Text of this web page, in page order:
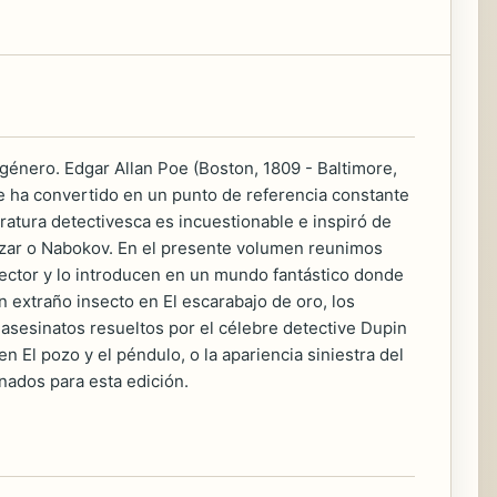
Edgar Allan Poe (Boston, 1809 - Baltimore,
convertido en un punto de referencia constante
detectivesca es incuestionable e inspiró de
o Nabokov. En el presente volumen reunimos
y lo introducen en un mundo fantástico donde
insecto en El escarabajo de oro, los
resueltos por el célebre detective Dupin
El pozo y el péndulo, o la apariencia siniestra del
para esta edición.